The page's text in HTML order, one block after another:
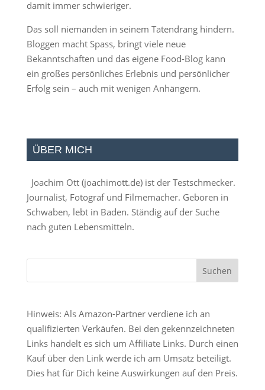
damit immer schwieriger.
Das soll niemanden in seinem Tatendrang hindern.
Bloggen macht Spass, bringt viele neue
Bekanntschaften und das eigene Food-Blog kann
ein großes persönliches Erlebnis und persönlicher
Erfolg sein – auch mit wenigen Anhängern.
ÜBER MICH
Joachim Ott (joachimott.de) ist der Testschmecker.
Journalist, Fotograf und Filmemacher. Geboren in
Schwaben, lebt in Baden. Ständig auf der Suche
nach guten Lebensmitteln.
Hinweis: Als Amazon-Partner verdiene ich an
qualifizierten Verkäufen. Bei den gekennzeichneten
Links handelt es sich um Affiliate Links. Durch einen
Kauf über den Link werde ich am Umsatz beteiligt.
Dies hat für Dich keine Auswirkungen auf den Preis.